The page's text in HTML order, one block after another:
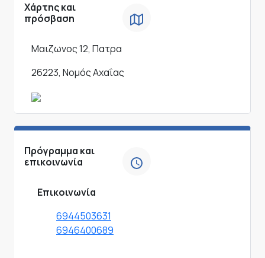
Χάρτης και
πρόσβαση
Μαιζωνος 12, Πατρα
26223, Νομός Αχαΐας
Πρόγραμμα και
επικοινωνία
Επικοινωνία
6944503631
6946400689